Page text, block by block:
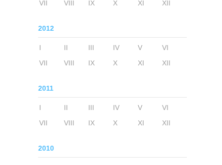
VII
VIII IX X XI XII
2012
I II III IV V
VI
VII
VIII IX X XI XII
2011
I II III IV V
VI
VII
VIII IX X XI XII
2010